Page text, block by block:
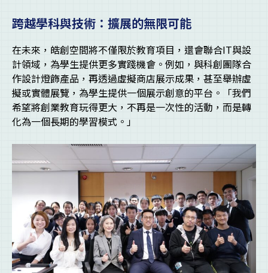
跨越學科與技術：擴展的無限可能
在未來，皓創空間將不僅限於教育項目，還會聯合IT與設
計領域，為學生提供更多實踐機會。例如，與科創團隊合
作設計燈飾產品，再透過虛擬商店展示成果，甚至舉辦虛
擬或實體展覽，為學生提供一個展示創意的平台。「我們
希望將創業教育玩得更大，不再是一次性的活動，而是轉
化為一個長期的學習模式。」